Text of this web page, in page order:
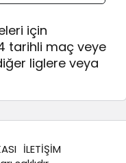
için
tarihli maç veye
liglere veya
İLETİŞİM